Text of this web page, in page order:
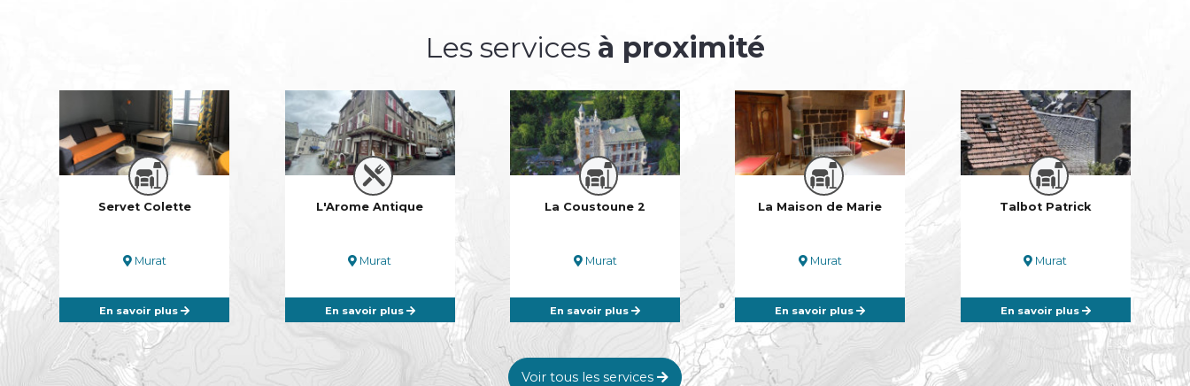
Les services à proximité
Servet Colette
Murat
En savoir plus
L'Arome Antique
Murat
En savoir plus
La Coustoune 2
Murat
En savoir plus
La Maison de Marie
Murat
En savoir plus
Talbot Patrick
Murat
En savoir plus
Voir tous les services